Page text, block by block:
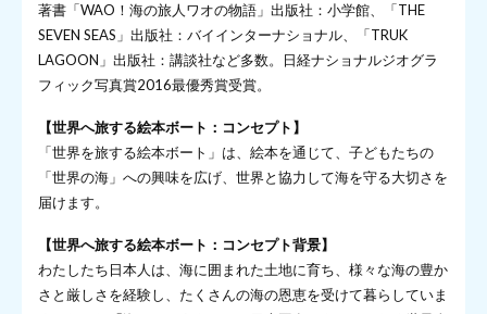
著書「WAO！海の旅人ワオの物語」出版社：小学館、「THE
SEVEN SEAS」出版社：バイインターナショナル、「TRUK
LAGOON」出版社：講談社など多数。日経ナショナルジオグラ
フィック写真賞2016最優秀賞受賞。
【世界へ旅する絵本ボート：コンセプト】
「世界を旅する絵本ボート」は、絵本を通じて、子どもたちの
「世界の海」への興味を広げ、世界と協力して海を守る大切さを
届けます。
【世界へ旅する絵本ボート：コンセプト背景】
わたしたち日本人は、海に囲まれた土地に育ち、様々な海の豊か
さと厳しさを経験し、たくさんの海の恩恵を受けて暮らしていま